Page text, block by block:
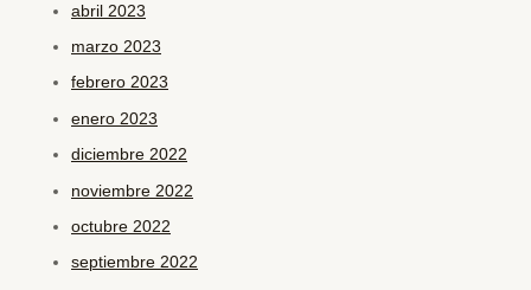
abril 2023
marzo 2023
febrero 2023
enero 2023
diciembre 2022
noviembre 2022
octubre 2022
septiembre 2022